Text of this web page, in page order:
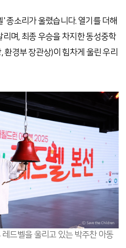
종소리가 울렸습니다. 열기를 더해
며, 최종 우승을 차지한 동성중학
환경부 장관상)이 힘차게 울린 우리
드벨을 울리고 있는 박주찬 아동